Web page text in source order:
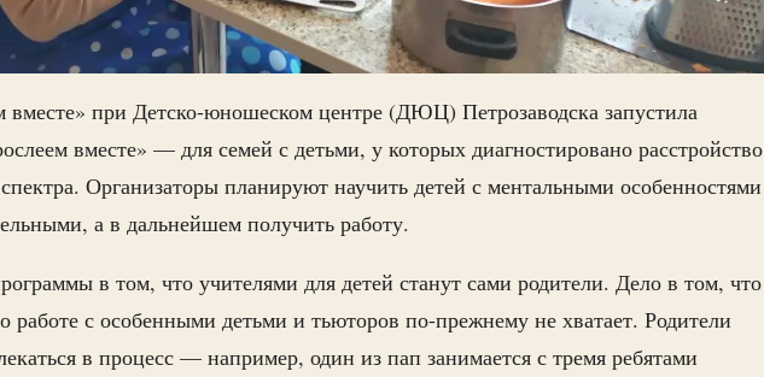
вместе» при Детско-юношеском центре (ДЮЦ) Петрозаводска запустила
вместе» — для семей с детьми, у которых диагностировано расстройство
спектра. Организаторы планируют научить детей с ментальными особенностями
а в дальнейшем получить работу.
в том, что учителями для детей станут сами родители. Дело в том, что
работе с особенными детьми и тьюторов по-прежнему не хватает. Родители
в процесс — например, один из пап занимается с тремя ребятами